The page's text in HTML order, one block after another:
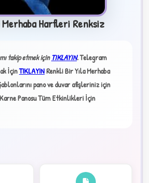
✦
Harfleri Renksiz
takip etmek içinTIKLAYIN.Telegram
İçinTIKLAYINRenkli Bir Yıla Merhaba
pano ve duvar afişleriniz için
Karne Panosu Tüm Etkinlikleri İçin